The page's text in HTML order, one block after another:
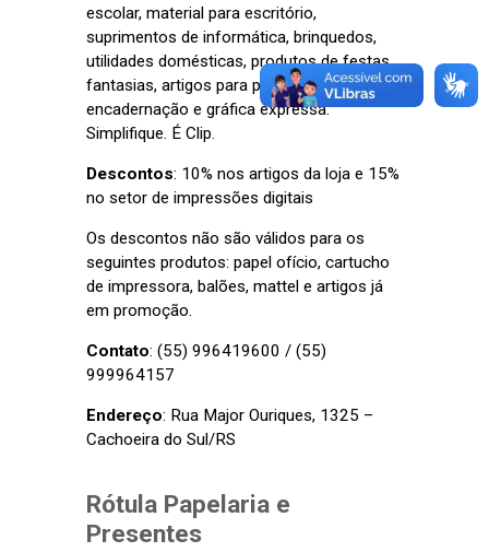
escolar, material para escritório,
suprimentos de informática, brinquedos,
utilidades domésticas, produtos de festas,
fantasias, artigos para presente, xerox,
encadernação e gráfica expressa.
Simplifique. É Clip.
Descontos: 10% nos artigos da loja e 15%
no setor de impressões digitais
Os descontos não são válidos para os
seguintes produtos: papel ofício, cartucho
de impressora, balões, mattel e artigos já
em promoção.
Contato: (55) 996419600 / (55)
999964157
Endereço: Rua Major Ouriques, 1325 –
Cachoeira do Sul/RS
Rótula Papelaria e
Presentes